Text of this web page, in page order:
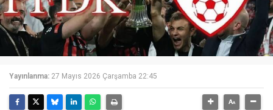
Yayınlanma: 27 Mayıs 2026 Çarşamba 22:45